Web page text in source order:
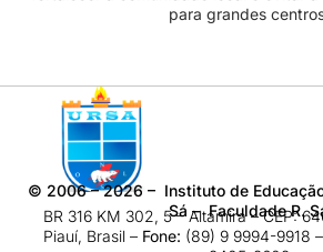
para grandes
© 2006 – 2026 – Instituto de
Sá – Faculdade R.
BR 316 KM 302, 5 – Altamira – CEP:
Piauí, Brasil – Fone: (89) 9 9994-9918​ –